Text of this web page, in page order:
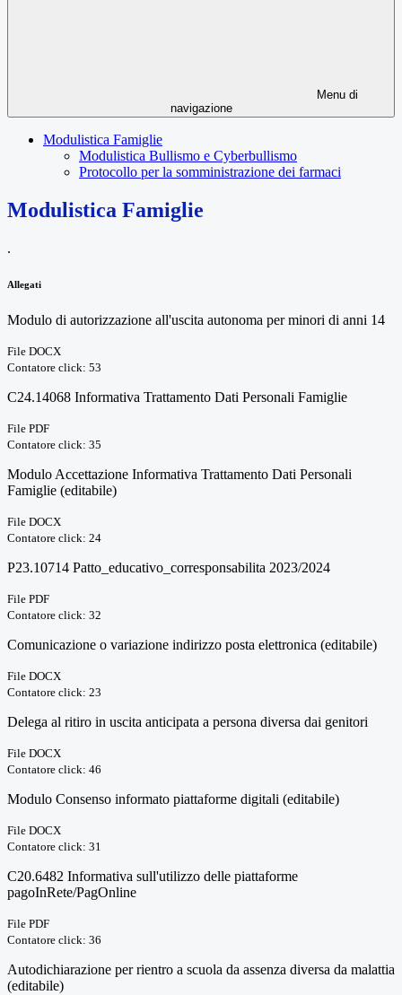
Menu di
navigazione
Modulistica Famiglie
Modulistica Bullismo e Cyberbullismo
Protocollo per la somministrazione dei farmaci
Modulistica Famiglie
.
Allegati
Modulo di autorizzazione all'uscita autonoma per minori di anni 14
File DOCX
Contatore click: 53
C24.14068 Informativa Trattamento Dati Personali Famiglie
File PDF
Contatore click: 35
Modulo Accettazione Informativa Trattamento Dati Personali
Famiglie (editabile)
File DOCX
Contatore click: 24
P23.10714 Patto_educativo_corresponsabilita 2023/2024
File PDF
Contatore click: 32
Comunicazione o variazione indirizzo posta elettronica (editabile)
File DOCX
Contatore click: 23
Delega al ritiro in uscita anticipata a persona diversa dai genitori
File DOCX
Contatore click: 46
Modulo Consenso informato piattaforme digitali (editabile)
File DOCX
Contatore click: 31
C20.6482 Informativa sull'utilizzo delle piattaforme
pagoInRete/PagOnline
File PDF
Contatore click: 36
Autodichiarazione per rientro a scuola da assenza diversa da malattia
(editabile)